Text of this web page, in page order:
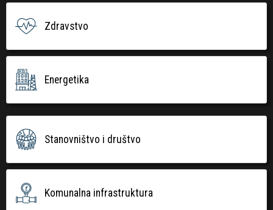
Zdravstvo
Energetika
Stanovništvo i društvo
Komunalna infrastruktura